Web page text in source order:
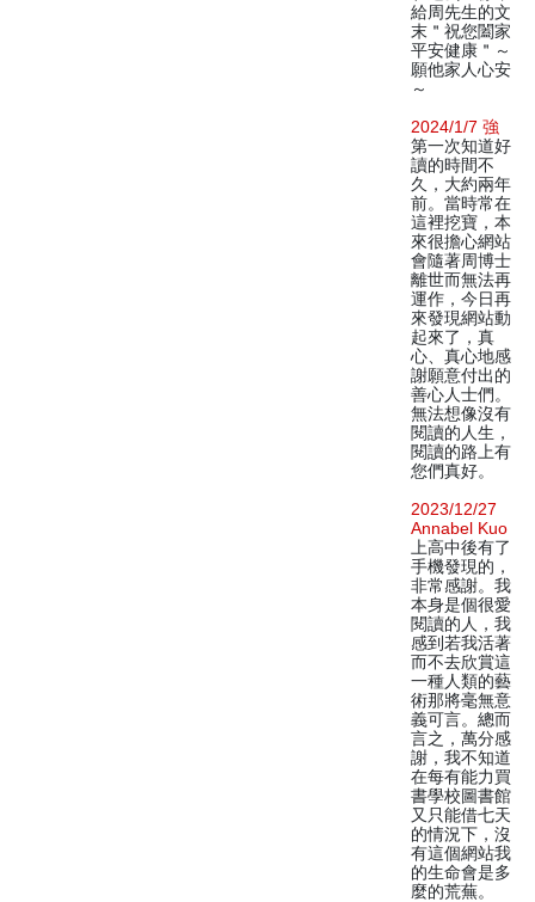
給周先生的文
末＂祝您闔家
平安健康＂～
願他家人心安
～
2024/1/7 強
第一次知道好
讀的時間不
久，大約兩年
前。當時常在
這裡挖寶，本
來很擔心網站
會隨著周博士
離世而無法再
運作，今日再
來發現網站動
起來了，真
心、真心地感
謝願意付出的
善心人士們。
無法想像沒有
閱讀的人生，
閱讀的路上有
您們真好。
2023/12/27
Annabel Kuo
上高中後有了
手機發現的，
非常感謝。我
本身是個很愛
閱讀的人，我
感到若我活著
而不去欣賞這
一種人類的藝
術那將毫無意
義可言。總而
言之，萬分感
謝，我不知道
在每有能力買
書學校圖書館
又只能借七天
的情況下，沒
有這個網站我
的生命會是多
麼的荒蕪。